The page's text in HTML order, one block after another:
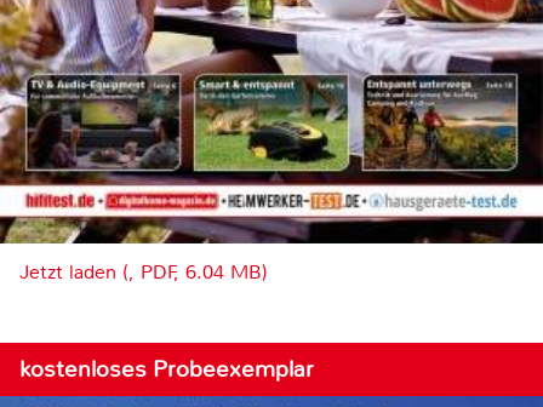
Jetzt laden (, PDF, 6.04 MB)
kostenloses Probeexemplar